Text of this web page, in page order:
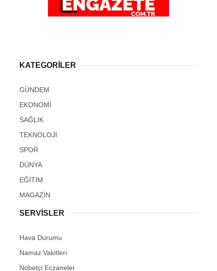
KATEGORİLER
GÜNDEM
EKONOMİ
SAĞLIK
TEKNOLOJİ
SPOR
DÜNYA
EĞİTİM
MAGAZİN
SERVİSLER
Hava Durumu
Namaz Vakitleri
Nöbetçi Eczaneler